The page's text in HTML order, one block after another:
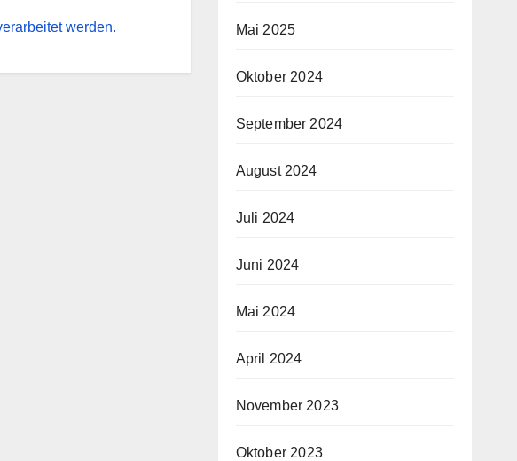
werden. Mai 2025
Oktober 2024
September 2024
August 2024
Juli 2024
Juni 2024
Mai 2024
April 2024
November 2023
Oktober 2023